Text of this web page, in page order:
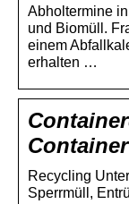
Abholtermine
und Biomüll.
einem
erhalten …
Recycling
Sperrmüll,